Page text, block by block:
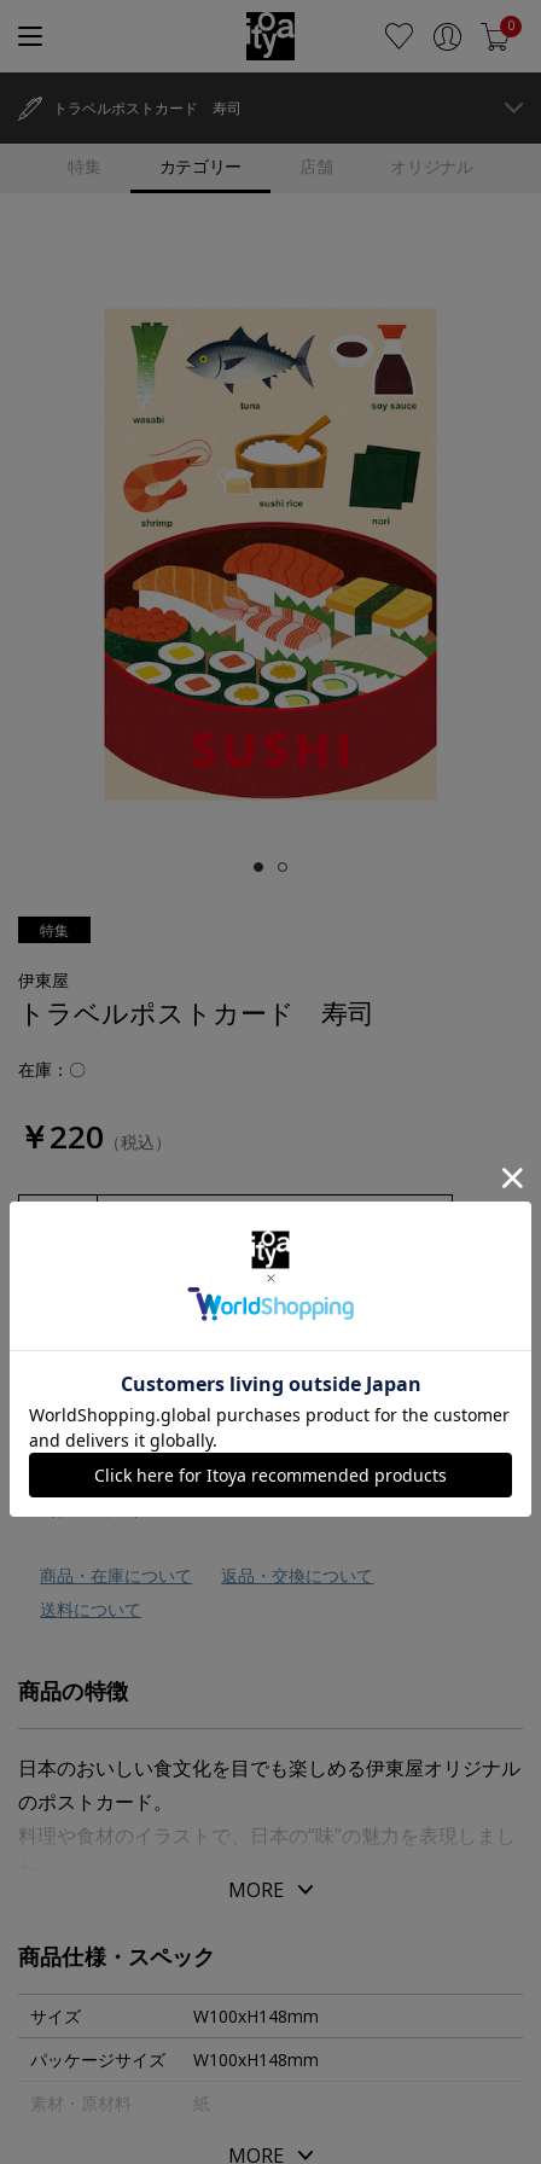
0
特集 カテゴリー 店舗 オリジナル
トラベルポストカード 寿司
特集
伊東屋
トラベルポストカード 寿司
在庫：〇
￥220 （税込）
商品・在庫について
返品・交換について
送料について
商品の特徴
日本のおいしい食文化を目でも楽しめる伊東屋オリジナル
のポストカード。
料理や食材のイラストで、日本の“味”の魅力を表現しまし
ポップで鮮やかな色彩が目を引き、アートとして飾って楽
メッセージカードとしてはもちろん、旅の思い出や食べ歩
きの記録、友人へのお土産にもおすすめ。
全８種類のデザインで、コレクションしたくなるカードで
す。
MORE
商品仕様・スペック
サイズ
W100xH148mm
パッケージサイズ
W100xH148mm
素材・原材料
紙
MORE